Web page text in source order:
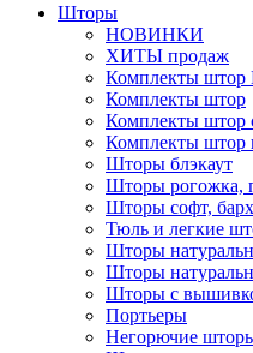
Шторы
НОВИНКИ
ХИТЫ продаж
Комплекты
Комплекты штор
Комплекты штор
Комплекты штор
Шторы блэкаут
Шторы рогожка,
Шторы софт,
Тюль и легкие
Шторы
Шторы
Шторы с
Портьеры
Негорючие